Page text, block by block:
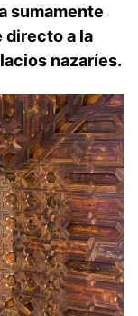
sumamente
directo a la
nazaríes.